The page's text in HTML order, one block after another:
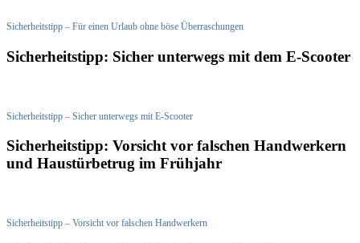
Sicherheitstipp – Für einen Urlaub ohne böse Überraschungen
Sicherheitstipp: Sicher unterwegs mit dem E-Scooter
Sicherheitstipp – Sicher unterwegs mit E-Scooter
Sicherheitstipp: Vorsicht vor falschen Handwerkern
und Haustürbetrug im Frühjahr
Sicherheitstipp – Vorsicht vor falschen Handwerkern